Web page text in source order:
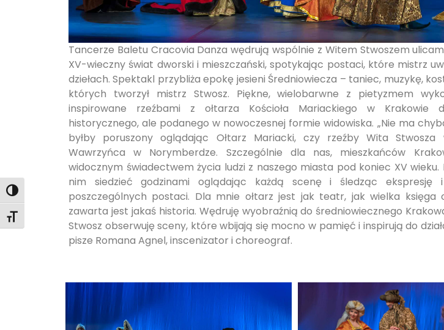
Toggle High Contrast
Toggle Font size
Tancerze Baletu Cracovia Danza wędrują wspólnie z Witem Stwoszem
XV-wieczny świat dworski i mieszczański, spotykając postaci, które mistrz
dziełach. Spektakl przybliża epokę jesieni Średniowiecza – taniec, muzykę,
których tworzył mistrz Stwosz. Piękne, wielobarwne z pietyzmem
inspirowane rzeźbami z ołtarza Kościoła Mariackiego w Krakowie
historycznego, ale podanego w nowoczesnej formie widowiska. „Nie ma
byłby poruszony oglądając Ołtarz Mariacki, czy rzeźby Wita Stwosza
Wawrzyńca w Norymberdze. Szczególnie dla nas, mieszkańców
widocznym świadectwem życia ludzi z naszego miasta pod koniec XV wieku.
nim siedzieć godzinami oglądając każdą scenę i śledząc ekspresję
poszczególnych postaci. Dla mnie ołtarz jest jak teatr, jak wielka księga
zawarta jest jakaś historia. Wędruję wyobraźnią do średniowiecznego
Stwosz obserwuję sceny, które wbijają się mocno w pamięć i inspirują do
pisze Romana Agnel, inscenizator i choreograf.